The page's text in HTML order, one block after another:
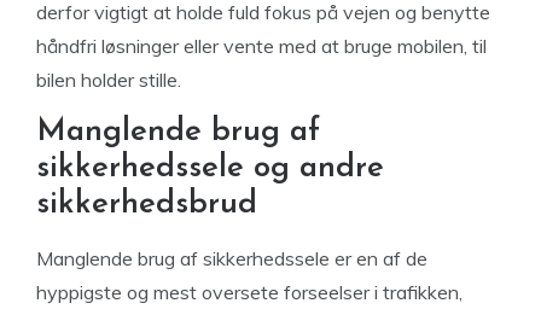
derfor vigtigt at holde fuld fokus på vejen og benytte
håndfri løsninger eller vente med at bruge mobilen, til
bilen holder stille.
Manglende brug af
sikkerhedssele og andre
sikkerhedsbrud
Manglende brug af sikkerhedssele er en af de
hyppigste og mest oversete forseelser i trafikken,